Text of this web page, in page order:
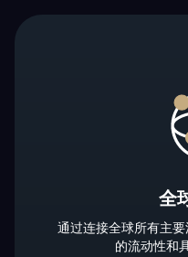
全
通过连接全球所有主
的流动性和